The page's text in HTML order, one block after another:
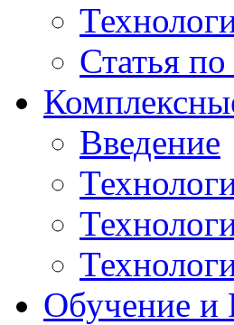
Статья
Введение
Обучение и